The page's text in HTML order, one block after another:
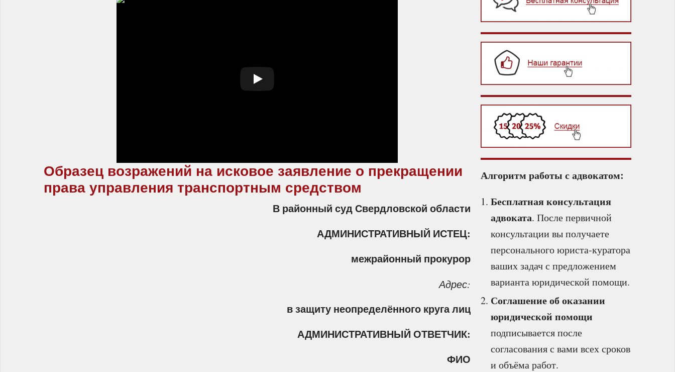
Образец возражений на исковое заявление о прекращении
права управления транспортным средством
В районный суд Свердловской области
АДМИНИСТРАТИВНЫЙ ИСТЕЦ:
межрайонный прокурор
Адрес:
в защиту неопределённого круга лиц
АДМИНИСТРАТИВНЫЙ ОТВЕТЧИК:
ФИО
Алгоритм работы с адвокатом:
Бесплатная консультация
адвоката. После первичной
консультации вы получаете
персонального юриста‑куратора
ваших задач с предложением
варианта юридической помощи.
Соглашение об оказании
юридической помощи
подписывается после
согласования с вами всех сроков
и объёма работ.